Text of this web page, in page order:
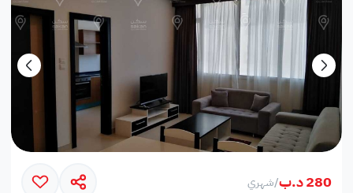
280 د.ب /شهري